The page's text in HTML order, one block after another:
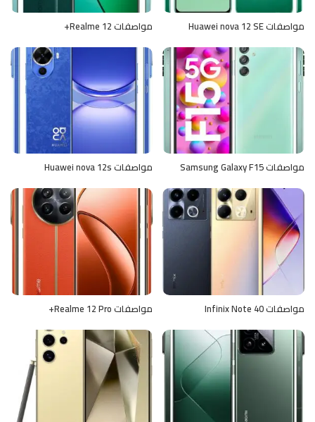
مواصفات Huawei nova 12 SE مواصفات Realme 12+
مواصفات Samsung Galaxy F15 مواصفات Huawei nova 12s
مواصفات Infinix Note 40 مواصفات Realme 12 Pro+